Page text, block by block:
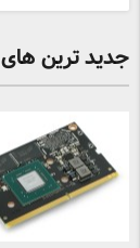
جدید ترین